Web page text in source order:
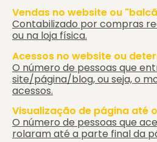
Vendas no website ou
Contabilizado por compras
ou na loja física.
Acessos no website ou
O número de pessoas que
site/página/blog, ou seja, o
acessos.
Visualização de página até
O número de pessoas que
rolaram até a parte final da